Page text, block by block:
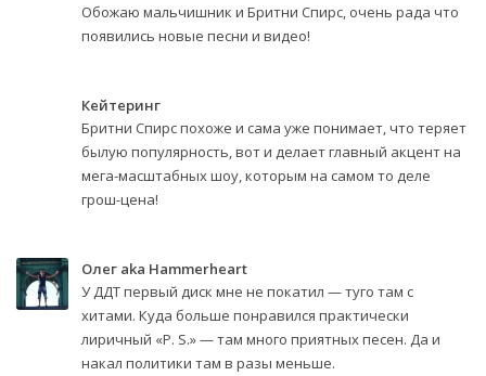
Обожаю мальчишник и Бритни Спирс, очень рада что
появились новые песни и видео!
Кейтеринг
Бритни Спирс похоже и сама уже понимает, что теряет
былую популярность, вот и делает главный акцент на
мега-масштабных шоу, которым на самом то деле
грош-цена!
Олег aka Hammerheart
У ДДТ первый диск мне не покатил — туго там с
хитами. Куда больше понравился практически
лиричный «P. S.» — там много приятных песен. Да и
накал политики там в разы меньше.